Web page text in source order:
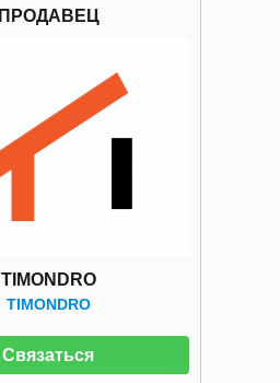
ПРОДАВЕЦ
TIMONDRO
TIMONDRO
Связаться